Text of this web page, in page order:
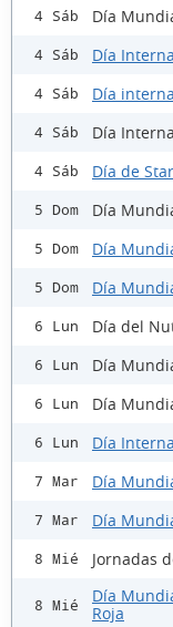
4 Sáb Día
4 Sáb Día
4 Sáb Día
4 Sáb Día
4 Sáb Día de
5 Dom Día
5 Dom Día
5 Dom Día
6 Lun Día del
6 Lun Día
6 Lun Día
6 Lun Día
7 Mar Día
7 Mar Día
8 Mié Jornadas
8 Mié
Día
Roja